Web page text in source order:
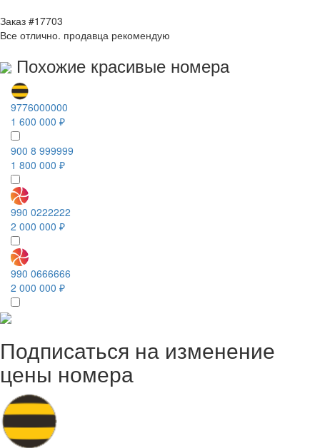
Заказ #17703
Все отлично. продавца рекомендую
Похожие красивые номера
9776000000
1 600 000 ₽
900 8 999999
1 800 000 ₽
990 0222222
2 000 000 ₽
990 0666666
2 000 000 ₽
Подписаться на изменение
цены номера